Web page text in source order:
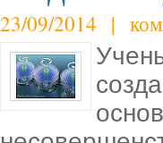
23/09/2014 |